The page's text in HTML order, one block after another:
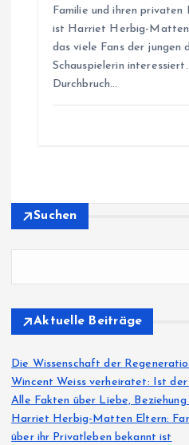
Familie und ihren
ist Harriet Herbig-Matten
das viele Fans der jungen
Schauspielerin
Durchbruch…
Suchen
Aktuelle Beiträge
Die Wissenschaft der
Wincent Weiss verheiratet: Ist
Alle Fakten über Liebe,
Harriet Herbig-Matten Eltern:
über ihr Privatleben bekannt ist